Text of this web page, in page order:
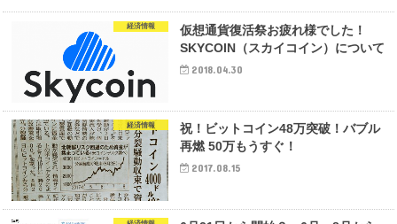
経済情報
仮想通貨復活祭お疲れ様でした！
SKYCOIN（スカイコイン）について
2018.04.30
経済情報
祝！ビットコイン48万突破！バブル
再燃 50万もうすぐ！
2017.08.15